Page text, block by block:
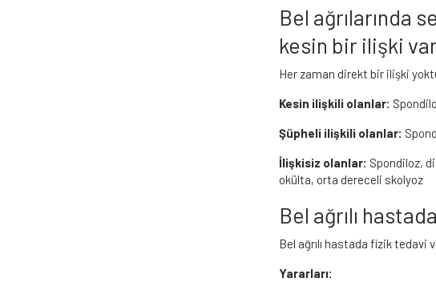
Bel ağrılarında
kesin bir ilişki var
Her zaman direkt bir ilişki
Kesin ilişkili olanlar:
Şüpheli ilişkili olanlar:
İlişkisiz olanlar: Spondiloz,
okülta, orta dereceli skolyoz
Bel ağrılı
Bel ağrılı hastada fizik tedavi
Yararları: